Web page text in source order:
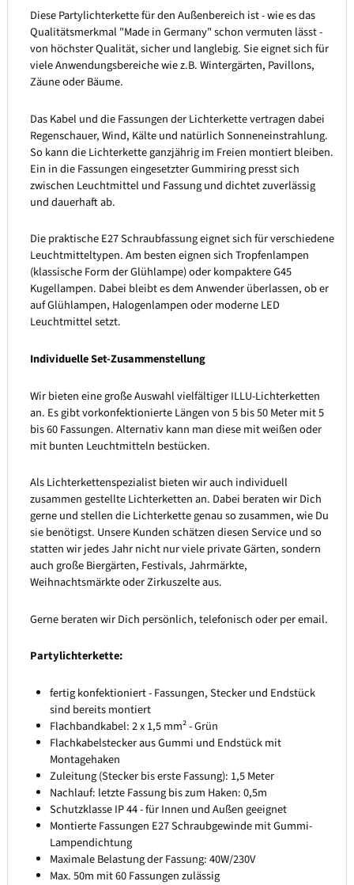
Diese Partylichterkette für den Außenbereich ist - wie es das
Qualitätsmerkmal "Made in Germany" schon vermuten lässt -
von höchster Qualität, sicher und langlebig. Sie eignet sich für
viele Anwendungsbereiche wie z.B. Wintergärten, Pavillons,
Zäune oder Bäume.
Das Kabel und die Fassungen der Lichterkette vertragen dabei
Regenschauer, Wind, Kälte und natürlich Sonneneinstrahlung.
So kann die Lichterkette ganzjährig im Freien montiert bleiben.
Ein in die Fassungen eingesetzter Gummiring presst sich
zwischen Leuchtmittel und Fassung und dichtet zuverlässig
und dauerhaft ab.
Die praktische E27 Schraubfassung eignet sich für verschiedene
Leuchtmitteltypen. Am besten eignen sich Tropfenlampen
(klassische Form der Glühlampe) oder kompaktere G45
Kugellampen. Dabei bleibt es dem Anwender überlassen, ob er
auf Glühlampen, Halogenlampen oder moderne LED
Leuchtmittel setzt.
Individuelle Set-Zusammenstellung
Wir bieten eine große Auswahl vielfältiger ILLU-Lichterketten
an. Es gibt vorkonfektionierte Längen von 5 bis 50 Meter mit 5
bis 60 Fassungen. Alternativ kann man diese mit weißen oder
mit bunten Leuchtmitteln bestücken.
Als Lichterkettenspezialist bieten wir auch individuell
zusammen gestellte Lichterketten an. Dabei beraten wir Dich
gerne und stellen die Lichterkette genau so zusammen, wie Du
sie benötigst. Unsere Kunden schätzen diesen Service und so
statten wir jedes Jahr nicht nur viele private Gärten, sondern
auch große Biergärten, Festivals, Jahrmärkte,
Weihnachtsmärkte oder Zirkuszelte aus.
Gerne beraten wir Dich persönlich, telefonisch oder per email.
Partylichterkette:
fertig konfektioniert - Fassungen, Stecker und Endstück
sind bereits montiert
Flachbandkabel: 2 x 1,5 mm² - Grün
Flachkabelstecker aus Gummi und Endstück mit
Montagehaken
Zuleitung (Stecker bis erste Fassung): 1,5 Meter
Nachlauf: letzte Fassung bis zum Haken: 0,5m
Schutzklasse IP 44 - für Innen und Außen geeignet
Montierte Fassungen E27 Schraubgewinde mit Gummi-
Lampendichtung
Maximale Belastung der Fassung: 40W/230V
Max. 50m mit 60 Fassungen zulässig